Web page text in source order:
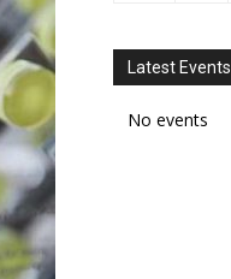
Latest Events
No events